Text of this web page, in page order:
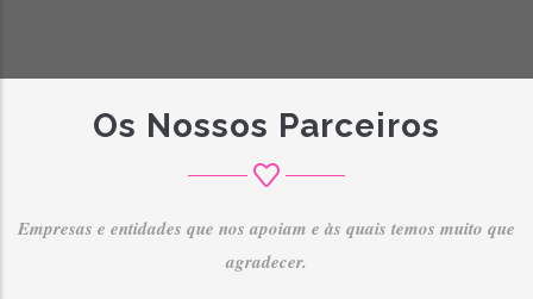
Os Nossos Parceiros
Empresas e entidades que nos apoiam e às quais temos muito que
agradecer.